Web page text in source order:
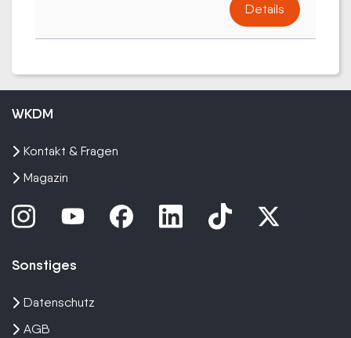
Details
WKDM
Kontakt & Fragen
Magazin
Sonstiges
Datenschutz
AGB